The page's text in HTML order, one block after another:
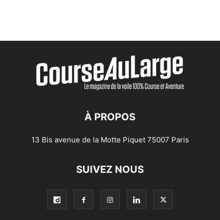
À PROPOS
13 Bis avenue de la Motte Piquet 75007 Paris
SUIVEZ NOUS